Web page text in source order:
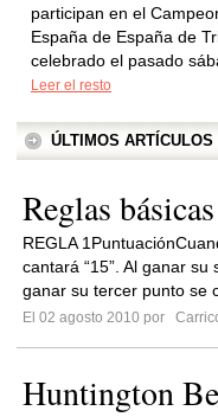
participan en el
España de España de
celebrado el pasado
Leer el resto
ÚLTIMOS
Reglas
REGLA
cantará “15”. Al ganar su
ganar su tercer punto se
El 02 agosto 2010 por
Huntington